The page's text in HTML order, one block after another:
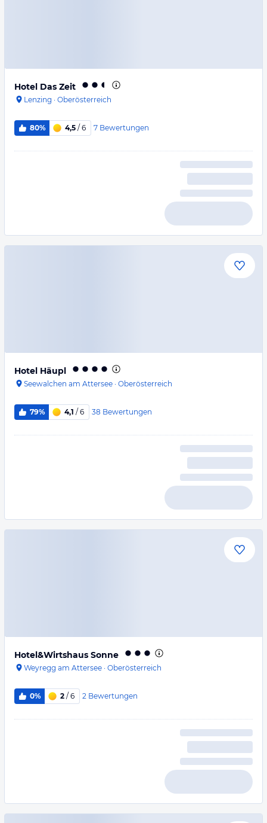
Hotel Das Zeit
Lenzing · Oberösterreich
80% 4,5 / 6 7 Bewertungen
Hotel Häupl
Seewalchen am Attersee · Oberösterreich
79% 4,1 / 6 38 Bewertungen
Hotel&Wirtshaus Sonne
Weyregg am Attersee · Oberösterreich
0% 2 / 6 2 Bewertungen